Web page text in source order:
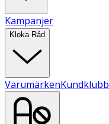
Kampanjer
Kloka Råd
VarumärkenKundklubb